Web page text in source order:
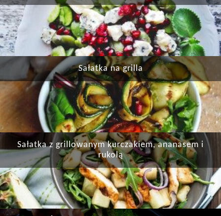
Sałatka na grilla
Sałatka z grillowanym kurczakiem, ananasem i
rukolą